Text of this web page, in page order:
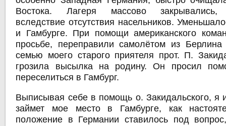
Востока. Лагеря массово закрывались,
вследствие отсутствия насельников.
и Гамбурге. При помощи американского
просьбе, переправили самолётом из
семью моего старого приятеля прот. П.
грозила высылка на родину. Он просил
переселиться в Гамбург.
Выписывая себе в помощь о. Закидальского, я
займет мое место в Гамбурге, как
положение в Германии ставилось под